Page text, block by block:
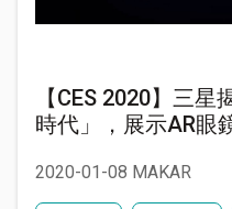
【CES 2020】三
時代」，展示AR眼
2020-01-08 MAKAR